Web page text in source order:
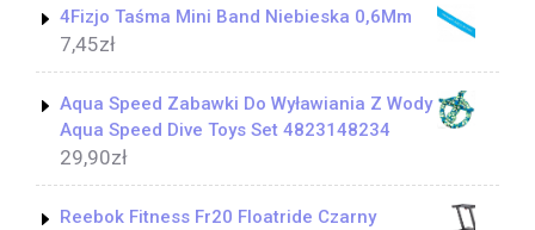
4Fizjo Taśma Mini Band Niebieska 0,6Mm
7,45zł
Aqua Speed Zabawki Do Wyławiania Z Wody
Aqua Speed Dive Toys Set 4823148234
29,90zł
Reebok Fitness Fr20 Floatride Czarny